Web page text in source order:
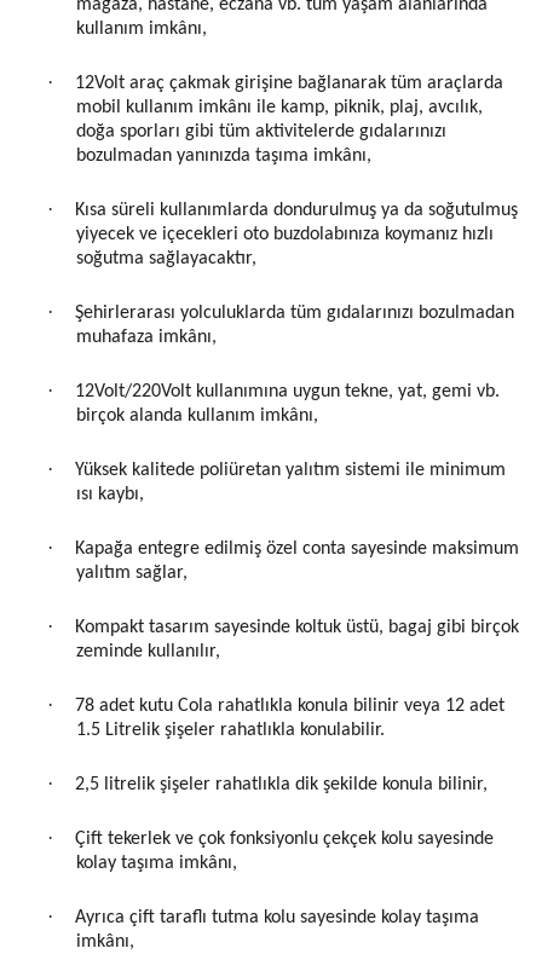
mağaza, hastane, eczana vb. tüm yaşam alanlarında
kullanım imkânı,
·
12Volt araç çakmak girişine bağlanarak tüm araçlarda
mobil kullanım imkânı ile kamp, piknik, plaj, avcılık,
doğa sporları gibi tüm aktivitelerde gıdalarınızı
bozulmadan yanınızda taşıma imkânı,
·
Kısa süreli kullanımlarda dondurulmuş ya da soğutulmuş
yiyecek ve içecekleri oto buzdolabınıza koymanız hızlı
soğutma sağlayacaktır,
·
Şehirlerarası yolculuklarda tüm gıdalarınızı bozulmadan
muhafaza imkânı,
·
12Volt/220Volt kullanımına uygun tekne, yat, gemi vb.
birçok alanda kullanım imkânı,
·
Yüksek kalitede poliüretan yalıtım sistemi ile minimum
ısı kaybı,
·
Kapağa entegre edilmiş özel conta sayesinde maksimum
yalıtım sağlar,
·
Kompakt tasarım sayesinde koltuk üstü, bagaj gibi birçok
zeminde kullanılır,
·
78 adet kutu Cola rahatlıkla konula bilinir veya 12 adet
1.5 Litrelik şişeler rahatlıkla konulabilir.
· 2,5 litrelik şişeler rahatlıkla dik şekilde konula bilinir,
·
Çift tekerlek ve çok fonksiyonlu çekçek kolu sayesinde
kolay taşıma imkânı,
·
Ayrıca çift taraflı tutma kolu sayesinde kolay taşıma
imkânı,